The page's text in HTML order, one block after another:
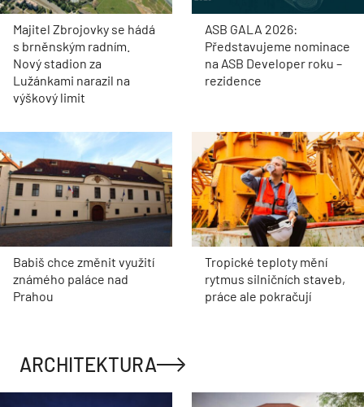
Majitel Zbrojovky se hádá
s brněnským radním.
Nový stadion za
Lužánkami narazil na
výškový limit
ASB GALA 2026:
Představujeme nominace
na ASB Developer roku –
rezidence
Babiš chce změnit využití
známého paláce nad
Prahou
Tropické teploty mění
rytmus silničních staveb,
práce ale pokračují
ARCHITEKTURA